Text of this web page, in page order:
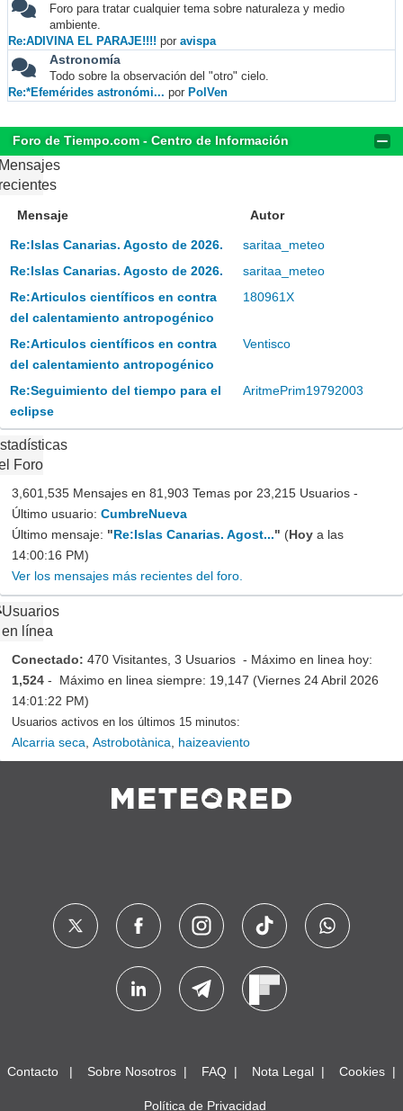
Foro para tratar cualquier tema sobre naturaleza y medio
ambiente.
Re:ADIVINA EL PARAJE!!!! por avispa
Astronomía
Todo sobre la observación del "otro" cielo.
Re:*Efemérides astronómi... por PolVen
Foro de Tiempo.com - Centro de Información
Mensaje Autor
Re:Islas Canarias. Agosto de 2026.
saritaa_meteo
Re:Islas Canarias. Agosto de 2026.
saritaa_meteo
Re:Articulos científicos en contra
del calentamiento antropogénico
180961X
Re:Articulos científicos en contra
del calentamiento antropogénico
Ventisco
Re:Seguimiento del tiempo para el
eclipse
AritmePrim19792003
Foro
3,601,535 Mensajes en 81,903 Temas por 23,215 Usuarios -
Último usuario: CumbreNueva
Último mensaje: "Re:Islas Canarias. Agost..." (Hoy a las
14:00:16 PM)
Ver los mensajes más recientes del foro.
Usuarios
en línea
Conectado: 470 Visitantes, 3 Usuarios - Máximo en linea hoy:
1,524 - Máximo en linea siempre: 19,147 (Viernes 24 Abril 2026
14:01:22 PM)
Usuarios activos en los últimos 15 minutos:
Alcarria seca Astrobotànica haizeaviento
Contacto Sobre Nosotros FAQ Nota Legal Cookies
Política de Privacidad